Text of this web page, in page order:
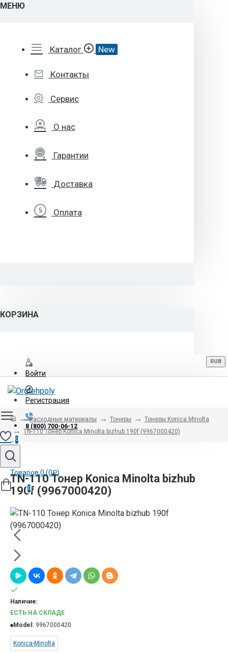
МЕНЮ
Каталог New
Контакты
Сервис
О нас
Гарантии
Доставка
Оплата
КОРЗИНА
Войти
Регистрация
8 (800) 700-06-12
RUB
0
Товаров 0 (0₽)
0
Расходные материалы Тонеры
Тонеры Konica Minolta
TN-110 Тонер Konica Minolta bizhub 190f (9967000420)
TN-110 Тонер Konica Minolta bizhub
190f (9967000420)
Наличие:
ЕСТЬ НА СКЛАДЕ
Model: 9967000420
Konica-Minolta